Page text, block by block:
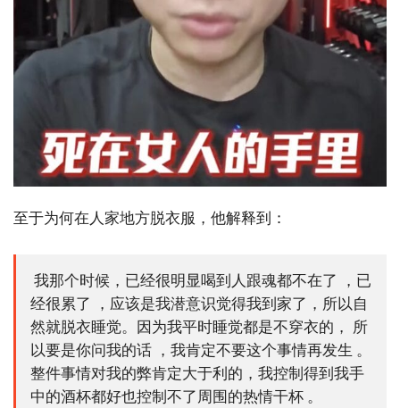
至于为何在人家地方脱衣服，他解释到：
我那个时候，已经很明显喝到人跟魂都不在了 ，已
经很累了 ，应该是我潜意识觉得我到家了，所以自
然就脱衣睡觉。因为我平时睡觉都是不穿衣的， 所
以要是你问我的话 ，我肯定不要这个事情再发生 。
整件事情对我的弊肯定大于利的，我控制得到我手
中的酒杯都好也控制不了周围的热情干杯 。